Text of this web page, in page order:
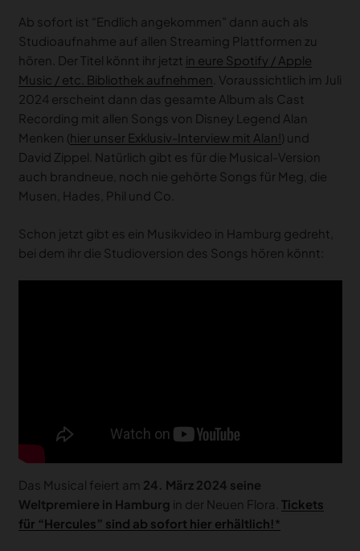
Ab sofort ist “Endlich angekommen” dann auch als
Studioaufnahme auf allen Streaming Plattformen zu
hören. Der Titel könnt ihr jetzt in eure Spotify / Apple
Music / etc. Bibliothek aufnehmen . Voraussichtlich im Juli
2024 erscheint dann das gesamte Album als Cast
Recording mit allen Songs von Disney Legend Alan
Menken (hier unser Exklusiv-Interview mit Alan! ) und
David Zippel. Natürlich gibt es für die Musical-Version
auch brandneue, noch nie gehörte Songs für Meg, die
Musen, Hades, Phil und Co.
Schon jetzt gibt es ein Musikvideo in Hamburg gedreht,
bei dem ihr die Studioversion des Songs hören könnt:
Das Musical feiert am 24. März 2024 seine
Weltpremiere in Hamburg in der Neuen Flora. Tickets
für “Hercules” sind ab sofort hier erhältlich!